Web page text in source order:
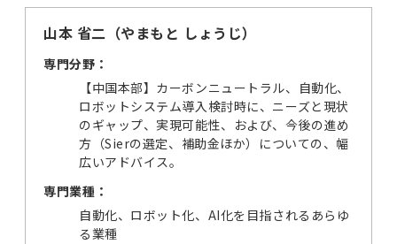
山本 省二（やまもと しょうじ）
専門分野：
【中国本部】カーボンニュートラル、自動化、
ロボットシステム導入検討時に、ニーズと現状
のギャップ、実現可能性、および、今後の進め
方（Sierの選定、補助金ほか）についての、幅
広いアドバイス。
専門業種：
自動化、ロボット化、AI化を目指されるあらゆ
る業種